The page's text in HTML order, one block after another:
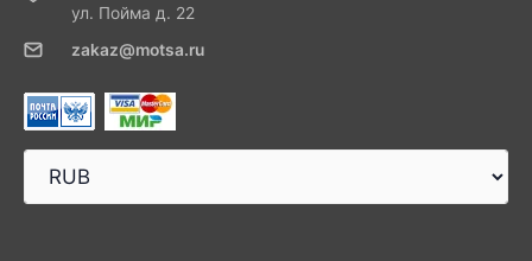
ул. Пойма д. 22
zakaz@motsa.ru